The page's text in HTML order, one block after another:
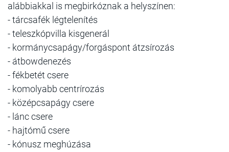
alábbiakkal is megbirkóznak a helyszínen:
- tárcsafék légtelenítés
- teleszkópvilla kisgenerál
- kormánycsapágy/forgáspont átzsírozás
- átbowdenezés
- fékbetét csere
- komolyabb centrírozás
- középcsapágy csere
- lánc csere
- hajtómű csere
- kónusz meghúzása